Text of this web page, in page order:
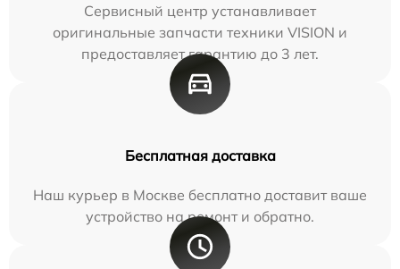
Сервисный центр устанавливает
оригинальные запчасти техники VISION и
предоставляет гарантию до 3 лет.
Бесплатная доставка
Наш курьер в Москве бесплатно доставит ваше
устройство на ремонт и обратно.